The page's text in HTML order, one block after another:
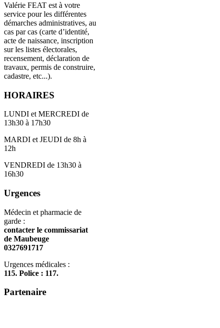
Valérie FEAT est à votre
service pour les différentes
démarches administratives, au
cas par cas (carte d’identité,
acte de naissance, inscription
sur les listes électorales,
recensement, déclaration de
travaux, permis de construire,
cadastre, etc...).
HORAIRES
LUNDI et MERCREDI de
13h30 à 17h30
MARDI et JEUDI de 8h à
12h
VENDREDI de 13h30 à
16h30
Urgences
Médecin et pharmacie de
garde :
contacter le commissariat
de Maubeuge
0327691717
Urgences médicales :
115. Police : 117.
Partenaire